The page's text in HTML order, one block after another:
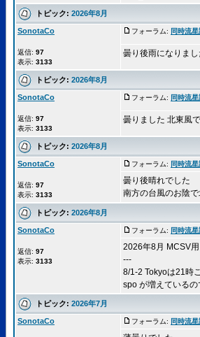
トピック: 2026年8月
SonotaCo
返信: 97
表示: 3133
フォーラム: 同時流
曇り後雨になりまし
トピック: 2026年8月
SonotaCo
返信: 97
表示: 3133
フォーラム: 同時流
曇りました 北東風
トピック: 2026年8月
SonotaCo
返信: 97
表示: 3133
フォーラム: 同時流
曇り後晴れでした
南方の台風のお陰
トピック: 2026年8月
SonotaCo
返信: 97
表示: 3133
フォーラム: 同時流
2026年8月 MCSV
---
8/1-2 Tokyoは21時
spo が増えている
トピック: 2026年7月
SonotaCo フォーラム: 同時流